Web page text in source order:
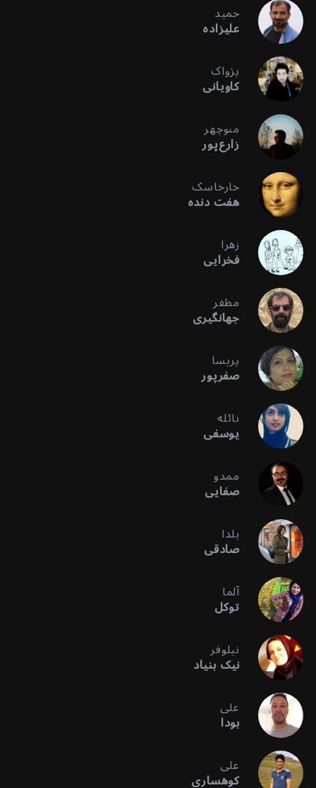
حمید
علیزاده
پژواک
کاویانی
منوچهر
زارع‌پور
خارخاسک
هفت دنده
زهرا
فخرایی
مظفر
جهانگیری
پریسا
صفرپور
نائله
یوسفی
ممدو
صفایی
یلدا
صادقی
آلما
توکل
نیلوفر
نیک بنیاد
علی
بودا
علی
کوهساری